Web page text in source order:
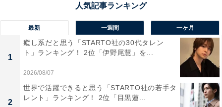
性／福島県）、「穏やかだけど内に闇を抱えている役が
気と深みのある演技が夏油傑の思想や複雑な感情を表現
するのに合っている」（30代男性／富山県）などの意見
が寄せられました。
最新 一週間 一ヶ月
1
癒し系だと思う「STARTO社の30代タレン
ト」ランキング！ 2位「伊野尾慧」を...
2026/08/07
2
世界で活躍できると思う「STARTO社の若手タ
レント」ランキング！ 2位「目黒蓮...